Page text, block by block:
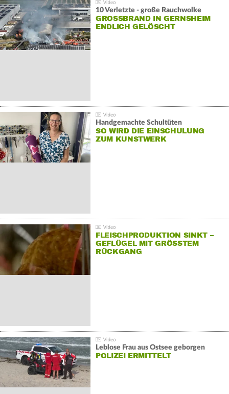
10 Verletzte - große Rauchwolke
GROSSBRAND IN GERNSHEIM E
NDLICH GELÖSCHT
Handgemachte Schultüten
SO WIRD DIE EINSCHULUNG
ZUM KUNSTWERK
FLEISCHPRODUKTION SINKT –
GEFLÜGEL MIT GRÖSSTEM R
ÜCKGANG
Leblose Frau aus Ostsee geborgen
POLIZEI ERMITTELT